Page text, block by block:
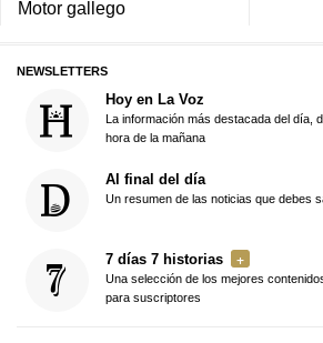
Motor gallego
NEWSLETTERS
Hoy en La Voz
La información más destacada del día,
hora de la mañana
Al final del día
Un resumen de las noticias que debes
7 días 7 historias
Una selección de los mejores
para suscriptores